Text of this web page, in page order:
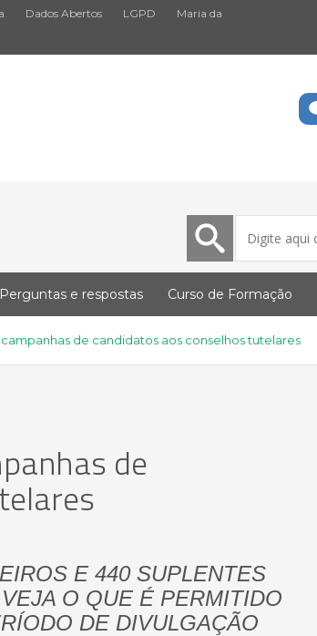
Dados Abertos LGPD
Maria da
Perguntas e respostas Curso de Formação
de candidatos aos conselhos tutelares
de
E 440 SUPLENTES
O QUE É PERMITIDO
DE DIVULGAÇÃO